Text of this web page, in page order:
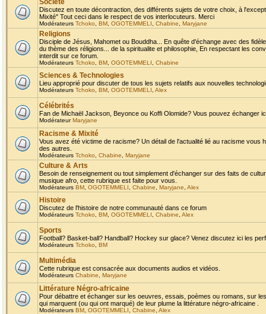
Société
Discutez en toute décontraction, des différents sujets de votre choix, à
Mixité" Tout ceci dans le respect de vos interlocuteurs. Merci
Modérateurs Tchoko BM OGOTEMMELI Chabine Maryjane
Religions
Disciple de Jésus, Mahomet ou Bouddha... En quête d'échange avec des
du thème des réligions... de la spiritualite et philosophie, En respectant les
interdit sur ce forum.
Modérateurs Tchoko BM OGOTEMMELI Chabine
Sciences & Technologies
Lieu approprié pour discuter de tous les sujets relatifs aux nouvelles
Modérateurs Tchoko BM OGOTEMMELI Alex
Célébrités
Fan de Michaël Jackson, Beyonce ou Koffi Olomide? Vous pouvez échanger
ModérateurMaryjane
Racisme & Mixité
Vous avez été victime de racisme? Un détail de l'actualité lié au racisme
des autres.
Modérateurs Tchoko Chabine Maryjane
Culture & Arts
Besoin de renseignement ou tout simplement d'échanger sur des faits de
musique afro, cette rubrique est faite pour vous.
Modérateurs BM OGOTEMMELI Chabine Maryjane Alex
Histoire
Discutez de l'histoire de notre communauté dans ce forum
Modérateurs Tchoko BM OGOTEMMELI Chabine Alex
Sports
Football? Basket-ball? Handball? Hockey sur glace? Venez discutez ici les
Modérateurs Tchoko BM
Multimédia
Cette rubrique est consacrée aux documents audios et vidéos.
Modérateurs Chabine Maryjane
Littérature Négro-africaine
Pour débattre et échanger sur les oeuvres, essais, poèmes ou romans, sur
qui marquent (ou qui ont marqué) de leur plume la littérature négro-africaine .
Modérateurs BM OGOTEMMELI Chabine Alex